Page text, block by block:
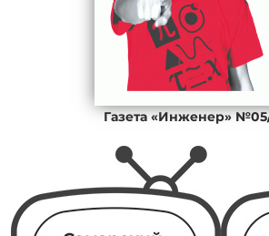
Газета «Инженер»